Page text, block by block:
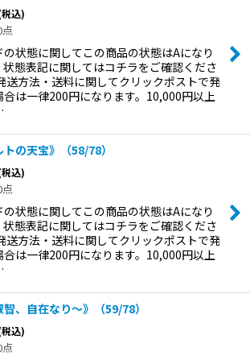
絞り込む
込)
の状態に関してこの商品の状態はAになり
状態表記に関してはコチラをご確認くださ
送方法・送料に関してクリックポストで発
合は一律200円になります。10,000円以上
トの天宝》（58/78）
込)
の状態に関してこの商品の状態はAになり
状態表記に関してはコチラをご確認くださ
送方法・送料に関してクリックポストで発
合は一律200円になります。10,000円以上
智、自在なり〜》（59/78）
込)